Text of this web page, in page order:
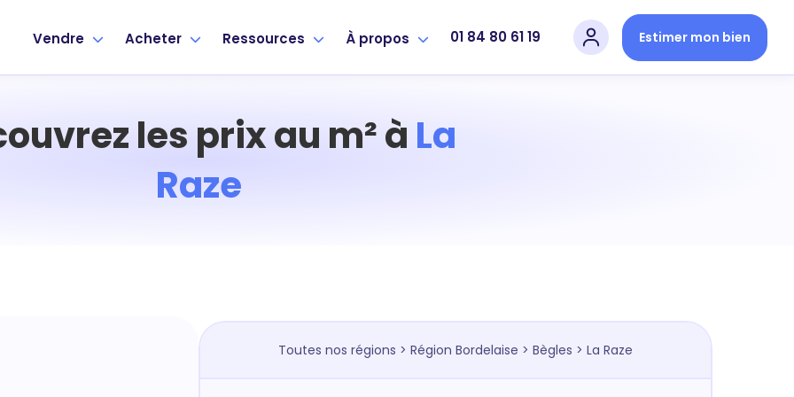
Vendre Acheter Ressources À propos 01 84 80 61 19 Estimer mon bien
les prix au m² à La
Raze
Toutes nos régions > Région Bordelaise > Bègles > La Raze